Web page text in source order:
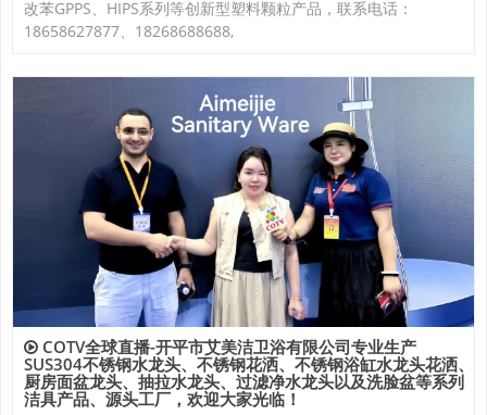
改苯GPPS、HIPS系列等创新型塑料颗粒产品，联系电话：
18658627877、18268688688,
COTV全球直播-开平市艾美洁卫浴有限公司专业生产
SUS304不锈钢水龙头、不锈钢花洒、不锈钢浴缸水龙头花洒、
厨房面盆龙头、抽拉水龙头、过滤净水龙头以及洗脸盆等系列
洁具产品、源头工厂，欢迎大家光临！